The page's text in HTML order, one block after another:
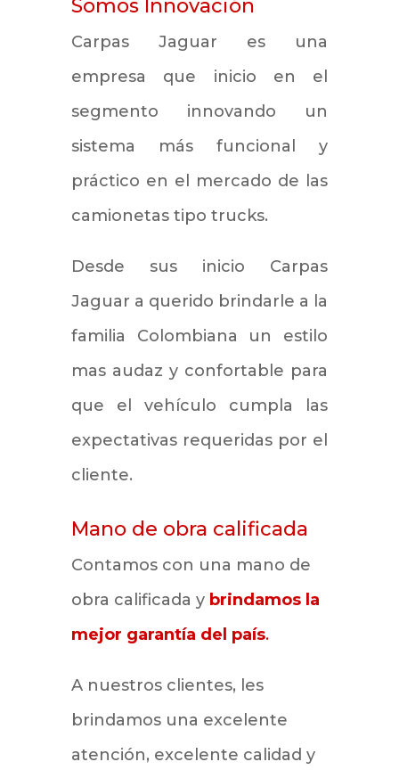
Somos Innovación
Carpas Jaguar es una
empresa que inicio en el
segmento innovando un
sistema más funcional y
práctico en el mercado de las
camionetas tipo trucks.
Desde sus inicio Carpas
Jaguar a querido brindarle a la
familia Colombiana un estilo
mas audaz y confortable para
que el vehículo cumpla las
expectativas requeridas por el
cliente.
Mano de obra calificada
Contamos con una mano de
obra calificada y brindamos la
mejor garantía del país.
A nuestros clientes, les
brindamos una excelente
atención, excelente calidad y